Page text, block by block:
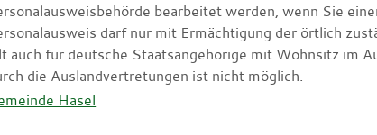
bearbeitet werden, wenn Sie
darf nur mit Ermächtigung der örtlich
auch für deutsche Staatsangehörige mit Wohnsitz im
die Auslandvertretungen ist nicht möglich.
Hasel